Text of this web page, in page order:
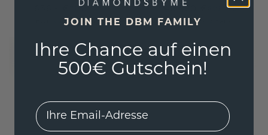
Exkl. MwSt. & Zölle
487,20 € 609,- €
Exkl. MwSt. & Zölle
JOIN THE DBM FAMILY
Ihre Chance auf einen
500€ Gutschein!
EMail